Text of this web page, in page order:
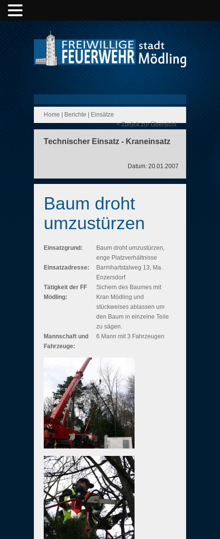
Home Berichte
Einsätze
< Zurück zur Übersicht
Technischer Einsatz - Kraneinsatz
Datum: 20.01.2007
Baum droht
umzustürzen
Einsatzgrund:
Baum droht umzustürzen,
enge Platzverhältnisse
Einsatzadresse:
Barmhartstalweg 13, Ma.
Enzersdorf
Tätigkeit der FF
Mödling:
Sichern des Baumes mit
Kran Mödling und
stückweises ablassen um
den Baum in einzelne Teile
zu sägen.
Mannschaft und
Fahrzeuge:
6 Mann mit 3 Fahrzeugen